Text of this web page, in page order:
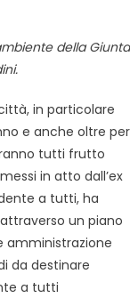
della Giunta
in particolare
e anche oltre per
tutti frutto
in atto dall’ex
a tutti, ha
un piano
amministrazione
da destinare
a tutti